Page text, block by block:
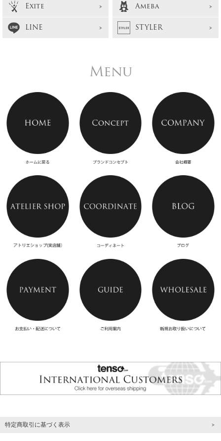
Exite
Ameba
LINE
STYLER
Menu
特定商取引に基づく表示